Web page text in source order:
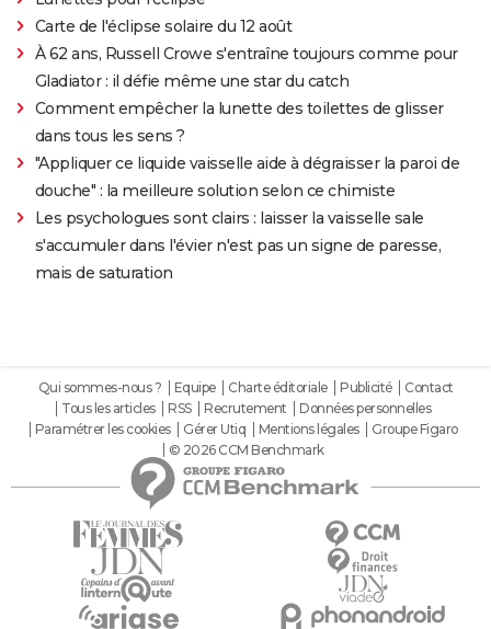
Carte de l'éclipse solaire du 12 août
À 62 ans, Russell Crowe s'entraîne toujours comme pour
Gladiator : il défie même une star du catch
Comment empêcher la lunette des toilettes de glisser
dans tous les sens ?
"Appliquer ce liquide vaisselle aide à dégraisser la paroi de
douche" : la meilleure solution selon ce chimiste
Les psychologues sont clairs : laisser la vaisselle sale
s'accumuler dans l'évier n'est pas un signe de paresse,
mais de saturation
Qui sommes-nous ? Equipe Charte éditoriale Publicité
Contact
Tous les articles
RSS Recrutement
Données personnelles
Paramétrer les cookies
Gérer Utiq Mentions légales
Groupe Figaro
© 2026 CCM Benchmark